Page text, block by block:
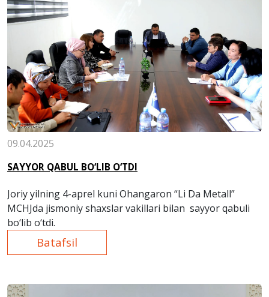
09.04.2025
SAYYOR QABUL BO‘LIB O‘TDI
Joriy yilning 4-aprel kuni Ohangaron “Li Da Metall”
MCHJda jismoniy shaxslar vakillari bilan sayyor qabuli
bo‘lib o‘tdi.
Batafsil